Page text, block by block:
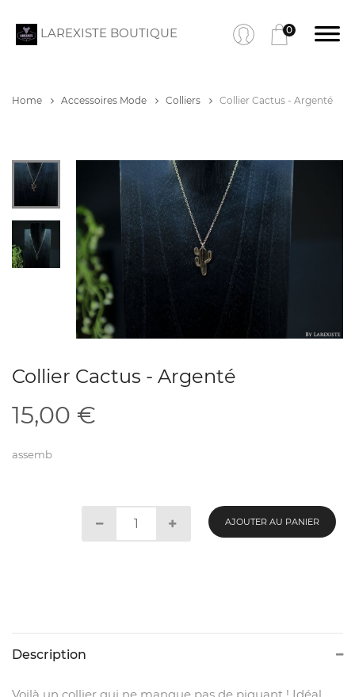
LAREXISTE BOUTIQUE 0
Home Accessoires Mode Colliers Collier Cactus - Argenté
Collier Cactus - Argenté
15,00 €
assemb
AJOUTER AU PANIER
Description